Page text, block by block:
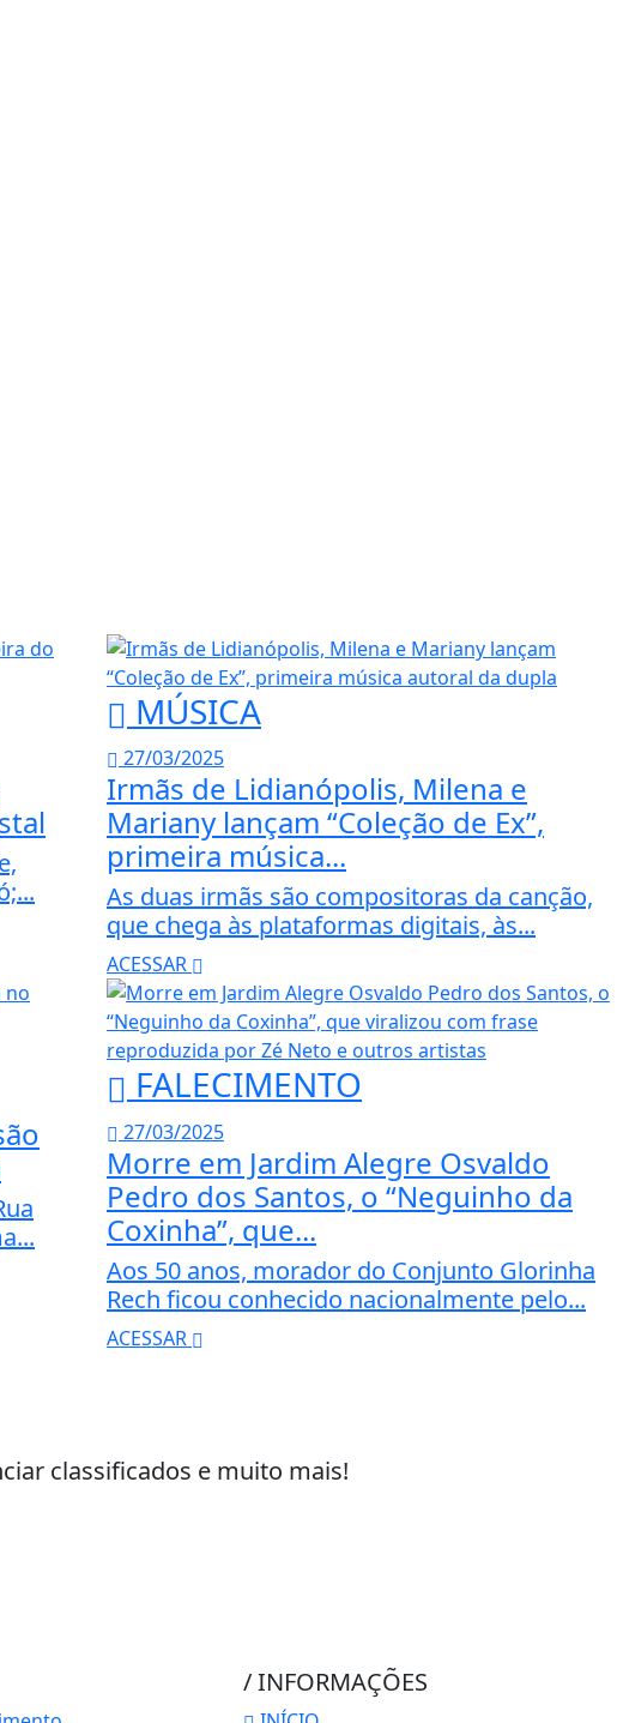
MÚSICA
27/03/2025
Irmãs de Lidianópolis, Milena e
Mariany lançam “Coleção de Ex”,
primeira música...
As duas irmãs são compositoras da canção,
que chega às plataformas digitais, às...
ACESSAR
FALECIMENTO
27/03/2025
Morre em Jardim Alegre Osvaldo
Pedro dos Santos, o “Neguinho da
Coxinha”, que...
Aos 50 anos, morador do Conjunto Glorinha
Rech ficou conhecido nacionalmente pelo...
ACESSAR
classificados e muito mais!
/ INFORMAÇÕES